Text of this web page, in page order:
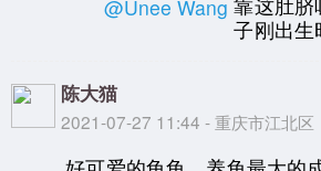
@Unee Wang
子刚出生
陈大猫
2021-07-27 11:44 - 重庆市江北区